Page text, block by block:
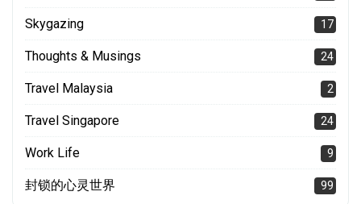
Skygazing 17
Thoughts & Musings 24
Travel Malaysia 2
Travel Singapore 24
Work Life 9
封锁的心灵世界 99